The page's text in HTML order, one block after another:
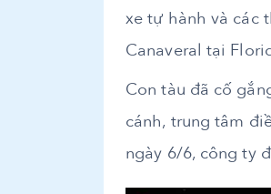
xe tự hành và các
Canaveral tại
Con tàu đã cố
cánh, trung tâm
ngày 6/6, công ty